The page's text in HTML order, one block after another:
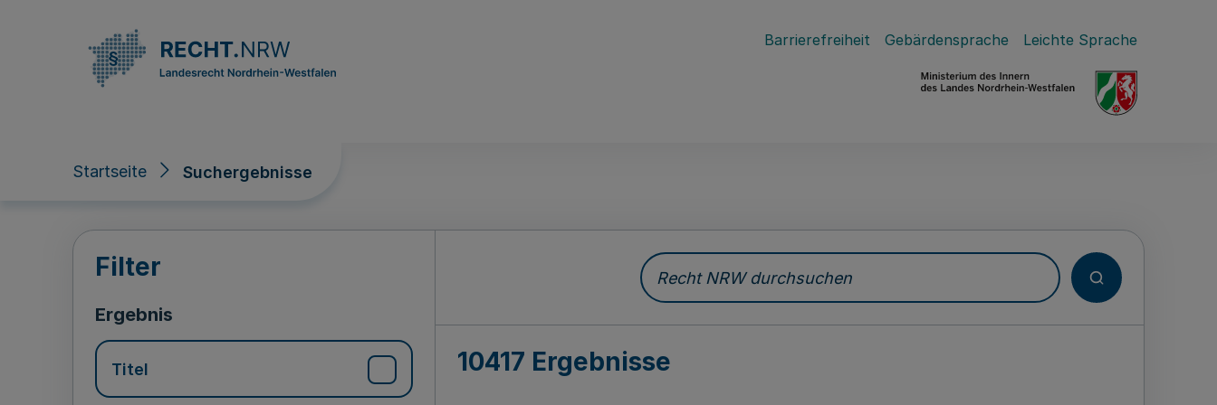
Barrierefreiheit Gebärdensprache Leichte Sprache
Startseite Suchergebnisse
Suchergebnisse
Filter
Ergebnis
Titel
Recht NRW durchsuchen
10417 Ergebnisse